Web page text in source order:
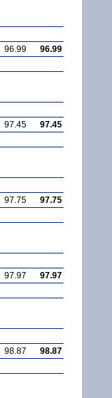
96.99
96.99
97.45
97.45
97.75
97.75
97.97
97.97
98.87
98.87